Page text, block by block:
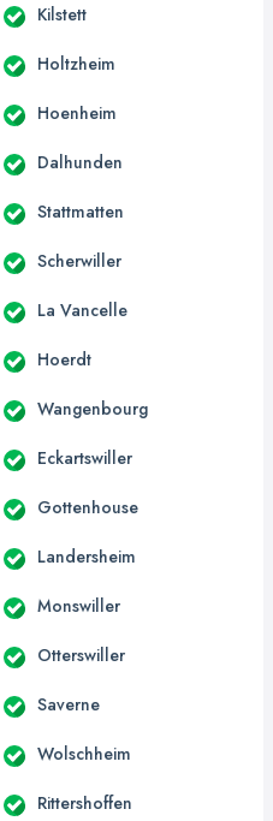
Kilstett
Holtzheim
Hoenheim
Dalhunden
Stattmatten
Scherwiller
La Vancelle
Hoerdt
Wangenbourg
Eckartswiller
Gottenhouse
Landersheim
Monswiller
Otterswiller
Saverne
Wolschheim
Rittershoffen